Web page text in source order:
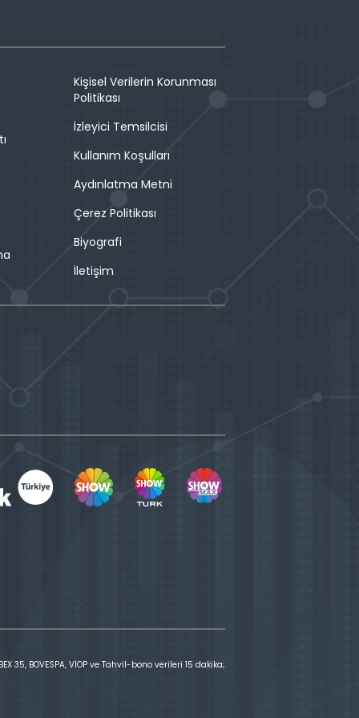
Kişisel Verilerin Korunması
Politikası
İzleyici Temsilcisi
Kullanım Koşulları
Aydınlatma Metni
Çerez Politikası
Biyografi
İletişim
35, BOVESPA, VİOP ve Tahvil-bono verileri 15 dakika;